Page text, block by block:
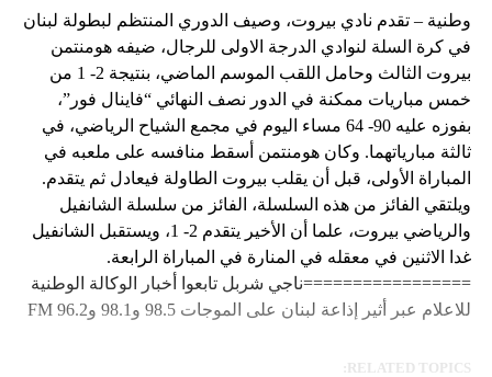
وطنية – تقدم نادي بيروت، وصيف الدوري المنتظم لبطولة لبنان
في كرة السلة لنوادي الدرجة الاولى للرجال، ضيفه هومنتمن
بيروت الثالث وحامل اللقب الموسم الماضي، بنتيجة 2- 1 من
خمس مباريات ممكنة في الدور نصف النهائي “فاينال فور”،
بفوزه عليه 90- 64 مساء اليوم في مجمع الشياح الرياضي، في
ثالثة مبارياتهما. وكان هومنتمن أسقط منافسه على ملعبه في
المباراة الأولى، قبل أن يقلب بيروت الطاولة فيعادل ثم يتقدم.
ويلتقي الفائز من هذه السلسلة، الفائز من سلسلة الشانفيل
والرياضي بيروت، علما أن الأخير يتقدم 2- 1، ويستقبل الشانفيل
غدا الاثنين في معقله في المنارة في المباراة الرابعة.
=================ناجي شربل تابعوا أخبار الوكالة الوطنية
للاعلام عبر أثير إذاعة لبنان على الموجات 98.5 و98.1 و96.2 FM
RELATED TOPICS: